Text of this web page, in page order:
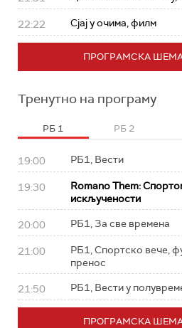
22:22 Сјај у очима, филм
ПРОГРАМСКА
Тренутно на програму
РБ 1 РБ 2
19:00 РБ1, Вести
19:30
Romano Them:
искључености
20:00 РБ1, За све времена
21:00
РБ1, Спортско вече,
пренос
21:50 РБ1, Вести у
ПРОГРАМСКА